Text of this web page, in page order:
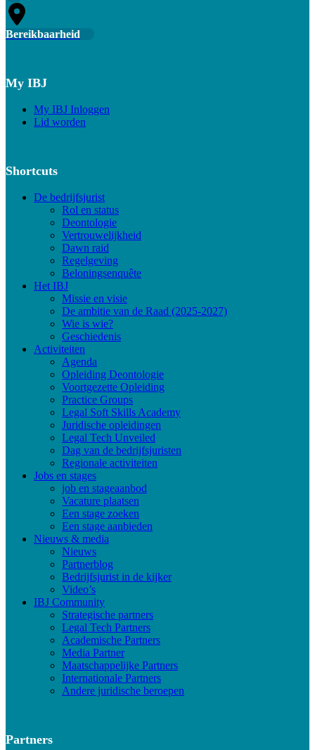
Bereikbaarheid
My IBJ
My IBJ Inloggen
Lid worden
Shortcuts
De bedrijfsjurist
Rol en status
Deontologie
Vertrouwelijkheid
Dawn raid
Regelgeving
Beloningsenquête
Het IBJ
Missie en visie
De ambitie van de Raad (2025-2027)
Wie is wie?
Geschiedenis
Activiteiten
Agenda
Opleiding Deontologie
Voortgezette Opleiding
Practice Groups
Legal Soft Skills Academy
Juridische opleidingen
Legal Tech Unveiled
Dag van de bedrijfsjuristen
Regionale activiteiten
Jobs en stages
job en stageaanbod
Vacature plaatsen
Een stage zoeken
Een stage aanbieden
Nieuws & media
Nieuws
Partnerblog
Bedrijfsjurist in de kijker
Video’s
IBJ Community
Strategische partners
Legal Tech Partners
Academische Partners
Media Partner
Maatschappelijke Partners
Internationale Partners
Andere juridische beroepen
Partners